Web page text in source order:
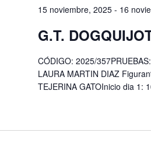
15 noviembre, 2025- 16
G.T.
CÓDIGO: 2025/
LAURA MARTIN DIAZ
TEJERINA GATOInicio dia 1: